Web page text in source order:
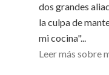
dos grandes
la culpa de
mi cocina"...
Leer más sobre